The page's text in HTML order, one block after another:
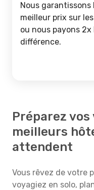
Nous garantissons
meilleur prix sur
ou nous payons 2x
différence.
Préparez vos
meilleurs
attendent
Vous rêvez de votre
voyagiez en solo,